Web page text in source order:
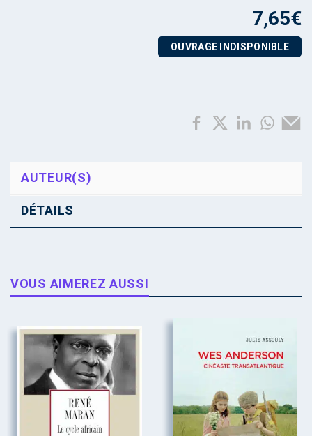
7,65€
OUVRAGE INDISPONIBLE
AUTEUR(S)
DÉTAILS
VOUS AIMEREZ AUSSI